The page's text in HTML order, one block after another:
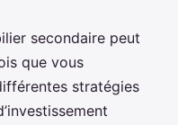
pour
secondaire peut
que vous
stratégies